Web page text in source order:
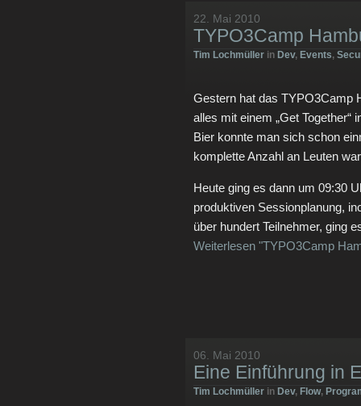
22. Mai 2010
TYPO3Camp
Tim Lochmüller in Dev, Events,
Gestern hat das TYPO3Camp
alles mit einem „Get Together“
Bier konnte man sich schon
komplette Anzahl an Leuten
Heute ging es dann um 09:30
produktiven Sessionplanung,
über hundert Teilnehmer, ging
Weiterlesen "TYPO3Camp
06. Mai 2010
Eine Einführung in
Tim Lochmüller in Dev, Flow,